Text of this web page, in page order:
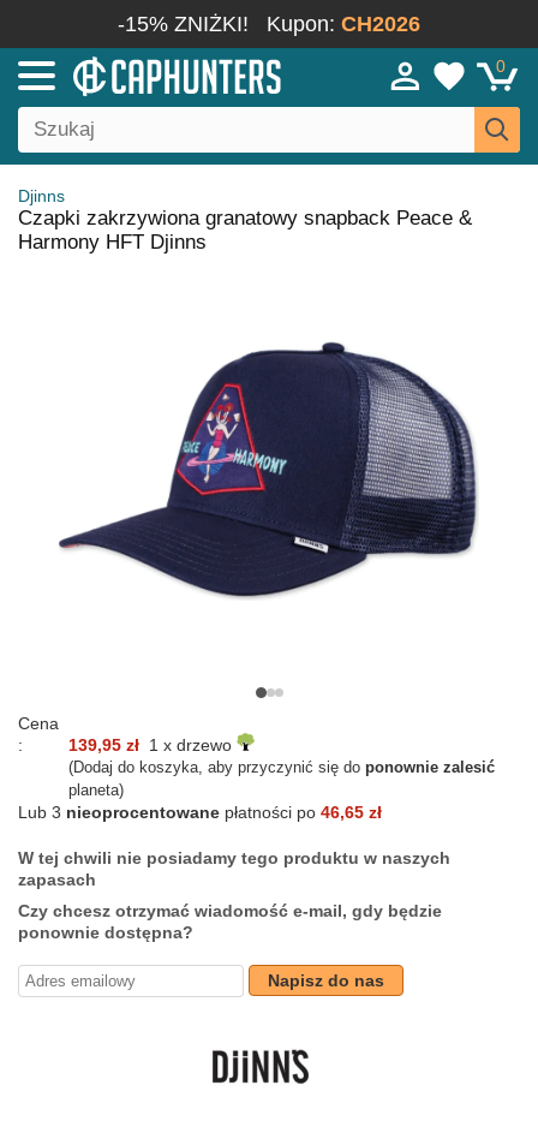
-15% ZNIŻKI! Kupon: CH2026
0
Djinns
Czapki zakrzywiona granatowy snapback Peace &
Harmony HFT Djinns
Cena
:
139,95 zł 1 x drzewo
(Dodaj do koszyka, aby przyczynić się do ponownie zalesić
planeta)
Lub 3 nieoprocentowane płatności po 46,65 zł
W tej chwili nie posiadamy tego produktu w naszych
zapasach
Czy chcesz otrzymać wiadomość e-mail, gdy będzie
ponownie dostępna?
Napisz do nas